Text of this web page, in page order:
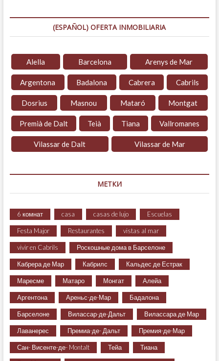
(ESPAÑOL) OFERTA INMOBILIARIA
Alella Barcelona Arenys de Mar
Argentona Badalona Cabrera Cabrils
Dosrius Masnou Mataró Montgat
Premià de Dalt Teià Tiana Vallromanes
Vilassar de Dalt Vilassar de Mar
МЕТКИ
6 комнат casa casas de lujo Escuelas
Festa Major Restaurantes vistas al mar
vivir en Cabrils Роскошные дома в Барселоне
Кабрера де Мар Кабрилс Кальдес де Естрак
Маресме Матаро Монгат Алейа
Аргентона Ареньс-де-Мар Бадалона
Барселоне Вилассар-де-Дальт Вилассара де Мар
Лаванерес Премиа-де- Дальт Премия-де-Мар
Сан- Висенте-де- Montalt Тейа Тиана